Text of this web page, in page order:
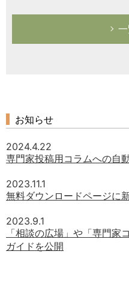
お知らせ
2024.4.22
専門家投稿用コラムへの自
2023.11.1
無料ダウンロードページに
2023.9.1
「相談の広場」や「専門家
ガイドを公開